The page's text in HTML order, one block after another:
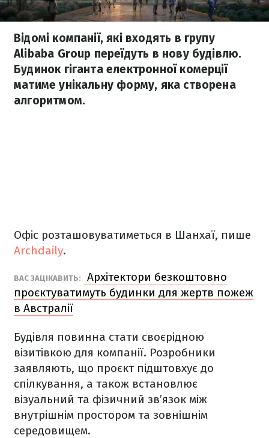
Відомі компанії, які входять в групу
Alibaba Group переїдуть в нову будівлю.
Будинок гіганта електронної комерції
матиме унікальну форму, яка створена
алгоритмом.
Офіс розташовуватиметься в Шанхаї, пише
Archdaily.
ВАС ЗАЦІКАВИТЬ:
Архітектори безкоштовно
проєктуватимуть будинки для жертв пожеж
в Австралії
Будівля повинна стати своєрідною
візитівкою для компанії. Розробники
заявляють, що проєкт підштовхує до
спілкування, а також встановлює
візуальний та фізичний зв’язок між
внутрішнім простором та зовнішнім
середовищем.